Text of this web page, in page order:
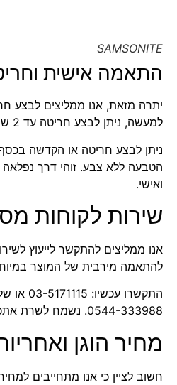
SAMSONITE
התאמה אישית
יתרה מזאת, אנו ממליצים לבצע
למעשה, ניתן לבצע חריטה עד 2 שורות.
ניתן לבצע חריטה או הקדשה
הטבעה ללא צבע. זוהי דרך נפלאה
ואישי.
שירות לקוחות
אנו ממליצים להתקשר לייעוץ
להתאמה מירבית של המוצר
התקשרו עכשיו: 03-5171115 או
0544-333988. נשמח לשרת
מחיר הוגן
חשוב לציין כי אנו מתחייבים